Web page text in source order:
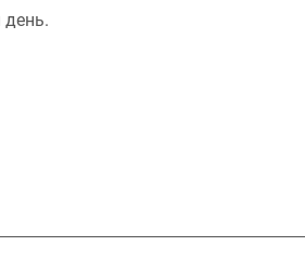
день.